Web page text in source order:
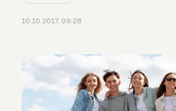
10.10.2017, 09:28